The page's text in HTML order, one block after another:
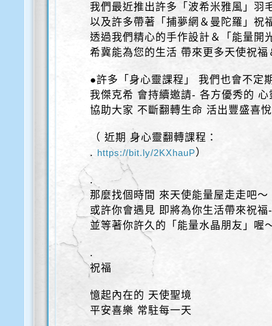
我們最近推出許多「波希米雅風」羽
以及許多帶著「捕夢網＆曼陀羅」祝
透過我們精心的手作設計＆「能量開
希冀能為您的生活 帶來更多天使祝福
●許多「身心靈課程」 我們也會不定
我傑克希 會持續邀請- 各方優秀的 心
協助大家 不斷翻轉生命 活出豐盛喜
（ 近期 身心靈翻轉課程：
. https://bit.ly/2KXhauP）
.
那麼找個時間 來天使能量屋走走吧～
或許你會遇見 即將為你生活帶來祝福
並等著你許久的「能量水晶朋友」喔
.
祝福
憶起內在的 天使聖境
平安喜樂 常駐每一天